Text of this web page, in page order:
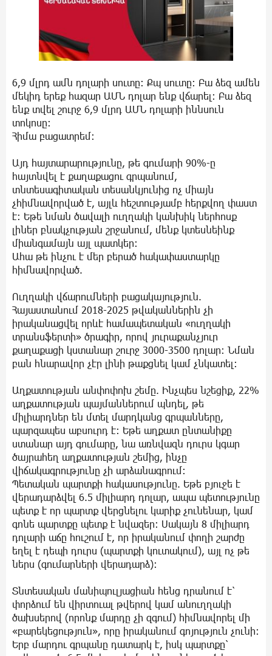
6,9 մլրդ ամն դոլարի սուտը։ Քպ սուտը։ Բա ձեզ ամեն
մեկիդ երեք հազար ԱՄՆ դոլար ենք վճարել։ Բա ձեզ
ենք տվել շուրջ 6,9 մլրդ ԱՄՆ դոլարի իննսուն
տոկոսը։
Հիմա բացատրեմ։
Այդ հայտարարությունը, թե գումարի 90%-ը
հայտնվել է քաղաքացու գրպանում,
տնտեսագիտական տեսանկյունից ոչ միայն
չհիմնավորված է, այլև հեշտությամբ հերքվող փաստ
է։ Եթե նման ծավալի ուղղակի կանխիկ ներհոսք
լիներ բնակչության շրջանում, մենք կտեսնեինք
միանգամայն այլ պատկեր։
Ահա թե ինչու է մեր բերած հակափաստարկը
հիմնավորված.
Ուղղակի վճարումների բացակայություն.
Հայաստանում 2018-2025 թվականներին չի
իրականացվել որևէ համապետական «ուղղակի
տրանսֆերտի» ծրագիր, որով յուրաքանչյուր
քաղաքացի կստանար շուրջ 3000-3500 դոլար։ Նման
բան հնարավոր չէր լինի թաքցնել կամ չնկատել։
Աղքատության անփոփոխ շեմը. Ինչպես նշեցիք, 22%
աղքատության պայմաններում պնդել, թե
միլիարդներ են մտել մարդկանց գրպանները,
պարզապես աբսուրդ է։ Եթե աղքատ ընտանիքը
ստանար այդ գումարը, նա առնվազն դուրս կգար
ծայրահեղ աղքատության շեմից, ինչը
վիճակագրությունը չի արձանագրում։
Պետական պարտքի հակասությունը. Եթե բյուջե է
վերադարձվել 6.5 միլիարդ դոլար, ապա պետությունը
պետք է որ պարտք վերցնելու կարիք չունենար, կամ
գոնե պարտքը պետք է նվազեր։ Սակայն 8 միլիարդ
դոլարի աճը հուշում է, որ իրականում փողի շարժը
եղել է դեպի դուրս (պարտքի կուտակում), այլ ոչ թե
ներս (գումարների վերադարձ)։
Տնտեսական մանիպուլյացիան հենց դրանում է՝
փորձում են վիրտուալ թվերով կամ անուղղակի
ծախսերով (որոնք մարդը չի զգում) հիմնավորել մի
«բարեկեցություն», որը իրականում գոյություն չունի։
Երբ մարդու գրպանը դատարկ է, իսկ պարտքը՝